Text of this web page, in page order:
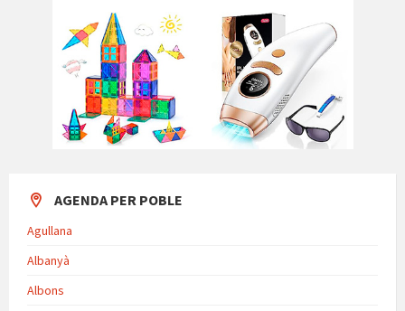
AGENDA PER POBLE
Agullana
Albanyà
Albons